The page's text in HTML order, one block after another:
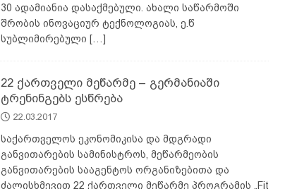
30 ადამიანია დასაქმებული. ახალი საწარმოში
შრობის ინოვაციურ ტექნოლოგიას, ე.წ
სუბლიმირებული […]
22 ქართველი მეწარმე – გერმანიაში
ტრენინგებს ესწრება
22.03.2017
საქართველოს ეკონომიკისა და მდგრადი
განვითარების სამინისტროს, მეწარმეობის
განვითარების სააგენტოს ორგანიზებითა და
ძალისხმევით 22 ქართველი მეწარმე პროგრამის „Fit